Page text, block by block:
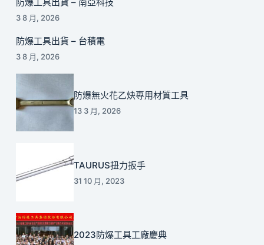
3 8 月, 2026
防爆工具出貨 – 台積電
3 8 月, 2026
防爆無火花乙炔專用材質工具
13 3 月, 2026
TAURUS扭力扳手
31 10 月, 2023
2023防爆工具工廠慶典